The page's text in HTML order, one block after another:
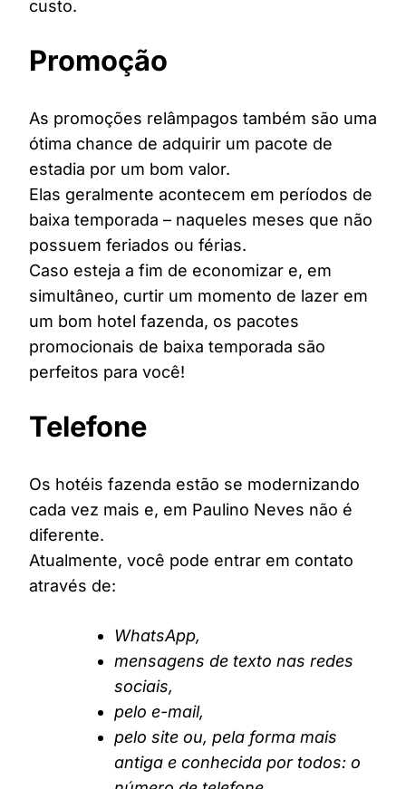
custo.
Promoção
As promoções relâmpagos também são uma
ótima chance de adquirir um pacote de
estadia por um bom valor.
Elas geralmente acontecem em períodos de
baixa temporada – naqueles meses que não
possuem feriados ou férias.
Caso esteja a fim de economizar e, em
simultâneo, curtir um momento de lazer em
um bom hotel fazenda, os pacotes
promocionais de baixa temporada são
perfeitos para você!
Telefone
Os hotéis fazenda estão se modernizando
cada vez mais e, em Paulino Neves não é
diferente.
Atualmente, você pode entrar em contato
através de:
WhatsApp,
mensagens de texto nas redes
sociais,
pelo e-mail,
pelo site ou, pela forma mais
antiga e conhecida por todos: o